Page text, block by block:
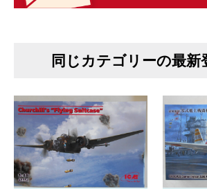
同じカテゴリーの最新